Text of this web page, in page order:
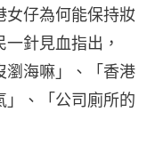
女仔為何能保持妝
針見血指出，
瀏海嘛」、「香港
」、「公司廁所的